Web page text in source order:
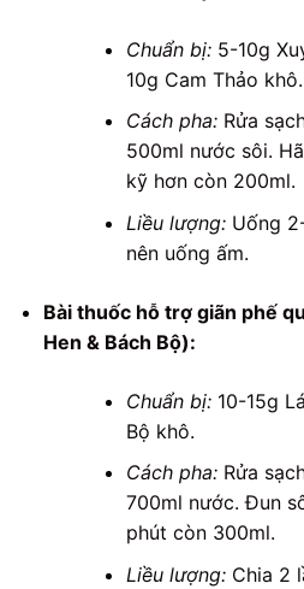
Chuẩn bị:5-10g
10g Cam Thảo khô.
Cách pha:Rửa
500ml nước sôi.
kỹ hơn còn 200ml.
Liều lượng:Uống
nên uống ấm.
Bài thuốc hỗ trợ giãn phế
Hen & Bách Bộ):
Chuẩn bị:10-15g
Bộ khô.
Cách pha:Rửa
700ml nước. Đun
phút còn 300ml.
Liều lượng:Chia 2